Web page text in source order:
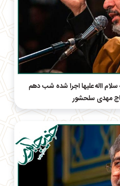
االه علیها اجرا شده شب دهم